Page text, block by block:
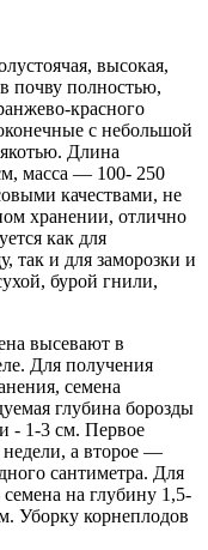
высокая,
почву полностью,
красного
с небольшой
Длина
масса — 100- 250
качествами, не
хранении, отлично
как для
так и для заморозки и
бурой гнили,
высевают в
Для получения
семена
глубина борозды
- 1-3 см. Первое
недели, а второе —
сантиметра. Для
на глубину 1,5-
Уборку корнеплодов